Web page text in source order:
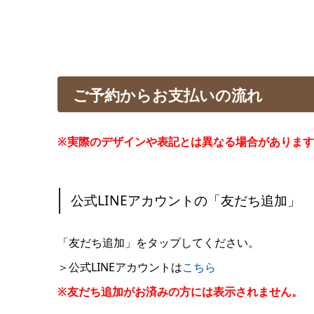
ご予約からお支払いの流れ
※実際のデザインや表記とは異なる場合があります
公式LINEアカウントの「友だち追加」
「友だち追加」をタップしてください。
＞公式LINEアカウントはこちら
※友だち追加がお済みの方には表示されません。